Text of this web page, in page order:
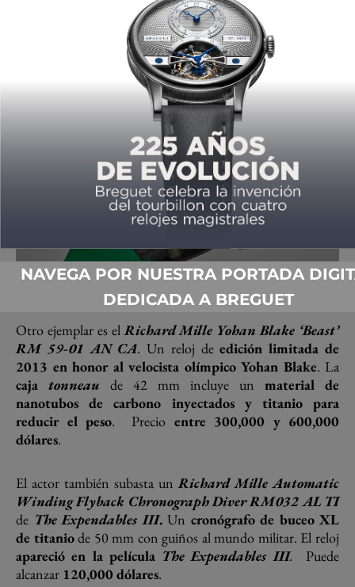
Otro ejemplar es el Richard Mille Yohan Blake ‘Beast’
RM 59-01 AN CA. Un reloj deedición limitada de
2013 en honor al velocista olímpico Yohan Blake. La
caja tonneau de 42 mm incluye un material de
nanotubos de carbono inyectados y titanio para
reducir el peso. Precio entre 300,000 y 600,000
dólares.
El actor también subasta unRichard Mille Automatic
Winding Flyback Chronograph Diver RM032 AL TI
de The Expendables III. Un cronógrafo de buceo XL
de titaniode 50 mm con guiños al mundo militar. El reloj
apareció en la película The Expendables III.
Puede
alcanzar 120,000 dólares.
NAVEGA POR NUESTRA PORTADA
DEDICADA A BREGUET